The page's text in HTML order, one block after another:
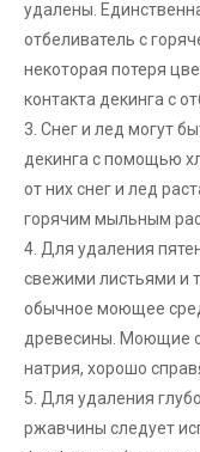
удалены.
отбеливатель с
некоторая потеря
контакта декинга с
3. Снег и лед могут
декинга с помощью
от них снег и лед
горячим мыльным
4. Для удаления
свежими листьями и
обычное моющее
древесины. Моющие
натрия, хорошо
5. Для удаления
ржавчины следует